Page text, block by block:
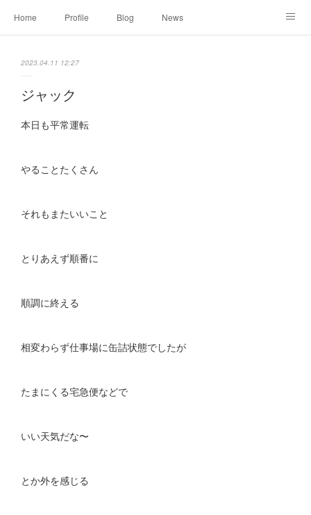
Home Profile Blog News
2023.04.11 12:27
ジャック
本日も平常運転
やることたくさん
それもまたいいこと
とりあえず順番に
順調に終える
相変わらず仕事場に缶詰状態でしたが
たまにくる宅急便などで
いい天気だな〜
とか外を感じる